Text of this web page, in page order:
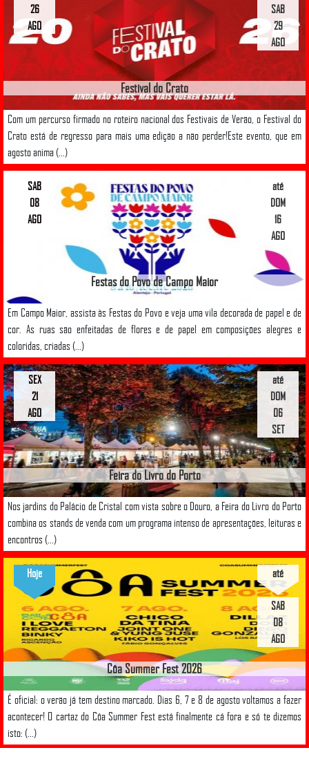
Festival do Crato
Com um percurso firmado no roteiro nacional dos Festivais de Verão, o Festival do
Crato está de regresso para mais uma edição a não perder!Este evento, que em
agosto anima (...)
SAB
29
AGO
26
AGO
Festas do Povo de Campo Maior
Em Campo Maior, assista às Festas do Povo e veja uma vila decorada de papel e de
cor. As ruas são enfeitadas de flores e de papel em composições alegres e
coloridas, criadas (...)
até
DOM
16
AGO
SAB
08
AGO
Feira do Livro do Porto
Nos jardins do Palácio de Cristal com vista sobre o Douro, a Feira do Livro do Porto
combina os stands de venda com um programa intenso de apresentações, leituras e
encontros (...)
até
DOM
06
SET
SEX
21
AGO
Côa Summer Fest 2026
É oficial: o verão já tem destino marcado. Dias 6, 7 e 8 de agosto voltamos a fazer
acontecer! O cartaz do Côa Summer Fest está finalmente cá fora e só te dizemos
isto: (...)
até
SAB
08
AGO
Hoje